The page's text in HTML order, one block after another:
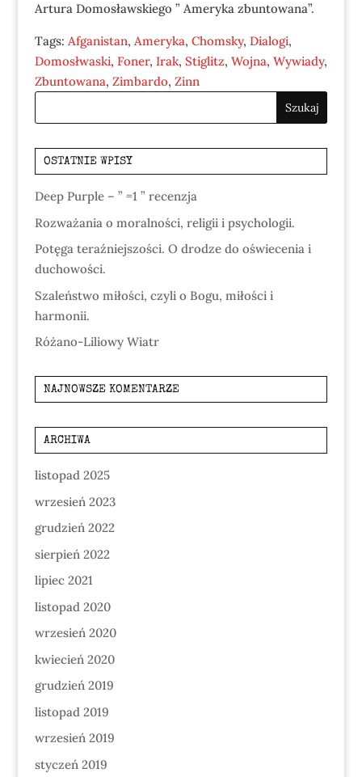
Artura Domosławskiego ” Ameryka zbuntowana”.
Tags: Afganistan, Ameryka, Chomsky, Dialogi,
Domosłwaski, Foner, Irak, Stiglitz, Wojna, Wywiady,
Zbuntowana, Zimbardo, Zinn
OSTATNIE WPISY
Deep Purple – ” =1 ” recenzja
Rozważania o moralności, religii i psychologii.
Potęga teraźniejszości. O drodze do oświecenia i
duchowości.
Szaleństwo miłości, czyli o Bogu, miłości i
harmonii.
Różano-Liliowy Wiatr
NAJNOWSZE KOMENTARZE
ARCHIWA
listopad 2025
wrzesień 2023
grudzień 2022
sierpień 2022
lipiec 2021
listopad 2020
wrzesień 2020
kwiecień 2020
grudzień 2019
listopad 2019
wrzesień 2019
styczeń 2019